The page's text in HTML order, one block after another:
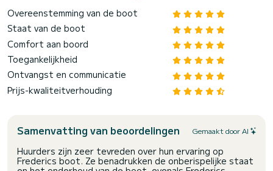
Overeenstemming van de boot
Staat van de boot
Comfort aan boord
Toegankelijkheid
Ontvangst en communicatie
Prijs-kwaliteitverhouding
Samenvatting van beoordelingen Gemaakt door AI
Huurders zijn zeer tevreden over hun ervaring op
Frederics boot. Ze benadrukken de onberispelijke staat